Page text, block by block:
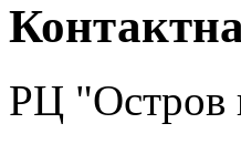
РЦ "Остров